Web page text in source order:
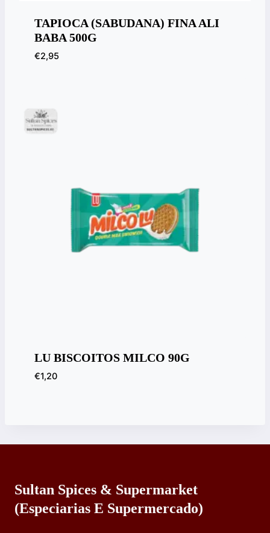
TAPIOCA (SABUDANA) FINA ALI
BABA 500G
€2,95
LU BISCOITOS MILCO 90G
€1,20
Sultan Spices & Supermarket
(especiarias E Supermercado)